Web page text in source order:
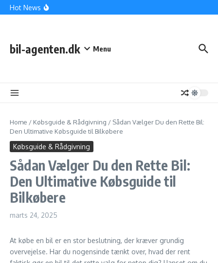
Fortsæt til indhold
Hot News
bil-agenten.dk Menu
Home / Købsguide & Rådgivning / Sådan Vælger Du den Rette Bil:
Den Ultimative Købsguide til Bilkøbere
Købsguide & Rådgivning
Sådan Vælger Du den Rette Bil:
Den Ultimative Købsguide til
Bilkøbere
marts 24, 2025
At købe en bil er en stor beslutning, der kræver grundig
overvejelse. Har du nogensinde tænkt over, hvad der rent